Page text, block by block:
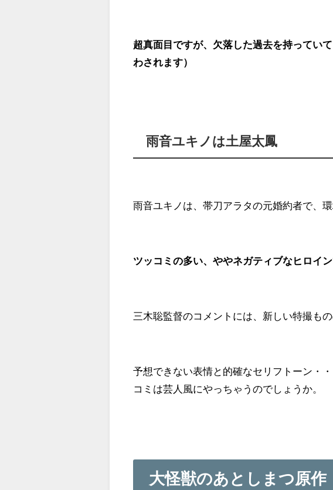
超真面目ですが、欠落した過去を持ってい
わされます）
雨音ユキノは土屋太鳳
雨音ユキノは、帯刀アラタの元婚約者で、
ツッコミの多い、ややネガティブなヒロイン
三木聡監督のコメントには、新しい特撮も
予想できない表情と的確なセリフトーン・
コミは芸人風にやっちゃうのでしょうか。
大怪獣のあとしまつ原作